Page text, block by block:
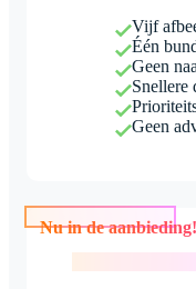
Vijf
Één
Geen
Snellere
Geen
Nu in de aanbieding!